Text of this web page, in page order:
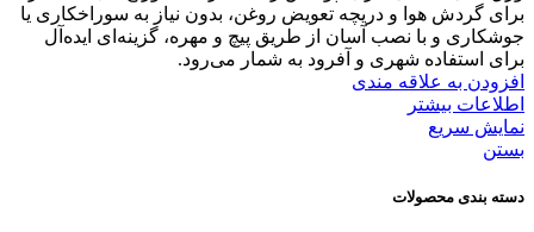
برای گردش هوا و دریچه تعویض روغن، بدون نیاز به سوراخکاری یا
جوشکاری و با نصب آسان از طریق پیچ و مهره، گزینه‌ای ایده‌آل
برای استفاده شهری و آفرود به شمار می‌رود.
افزودن به علاقه مندی
اطلاعات بیشتر
نمایش سریع
بستن
دسته بندی محصولات